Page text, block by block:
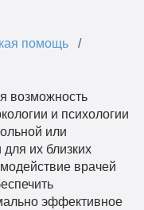
помощь
возможность
и психологии
или
для их близких
врачей
эффективное